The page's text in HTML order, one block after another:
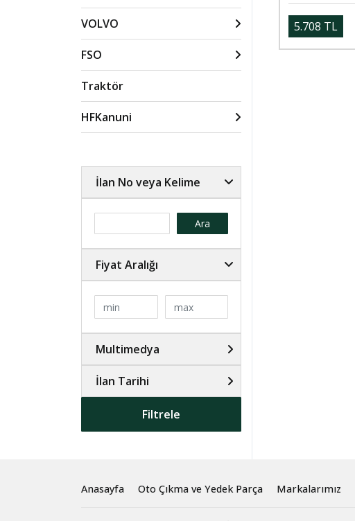
VOLVO
FSO
Traktör
HFKanuni
İlan No veya Kelime
Ara
Fiyat Aralığı
Multimedya
İlan Tarihi
Filtrele
5.708 TL
Anasayfa Oto Çıkma ve Yedek Parça Markalarımız